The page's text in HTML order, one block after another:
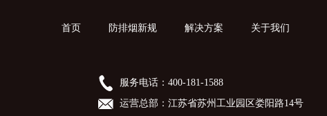
首页 防排烟新规 解决方案 关于我们
服务电话：400-181-1588
运营总部：江苏省苏州工业园区娄阳路14号